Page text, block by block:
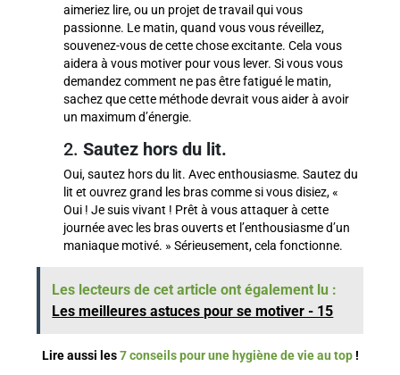
aimeriez lire, ou un projet de travail qui vous
passionne. Le matin, quand vous vous réveillez,
souvenez-vous de cette chose excitante. Cela vous
aidera à vous motiver pour vous lever. Si vous vous
demandez comment ne pas être fatigué le matin,
sachez que cette méthode devrait vous aider à avoir
un maximum d’énergie.
2. Sautez hors du lit.
Oui, sautez hors du lit. Avec enthousiasme. Sautez du
lit et ouvrez grand les bras comme si vous disiez, «
Oui ! Je suis vivant ! Prêt à vous attaquer à cette
journée avec les bras ouverts et l’enthousiasme d’un
maniaque motivé. » Sérieusement, cela fonctionne.
Les lecteurs de cet article ont également lu :
Les meilleures astuces pour se motiver - 15
Lire aussi les7 conseils pour une hygiène de vie au top!